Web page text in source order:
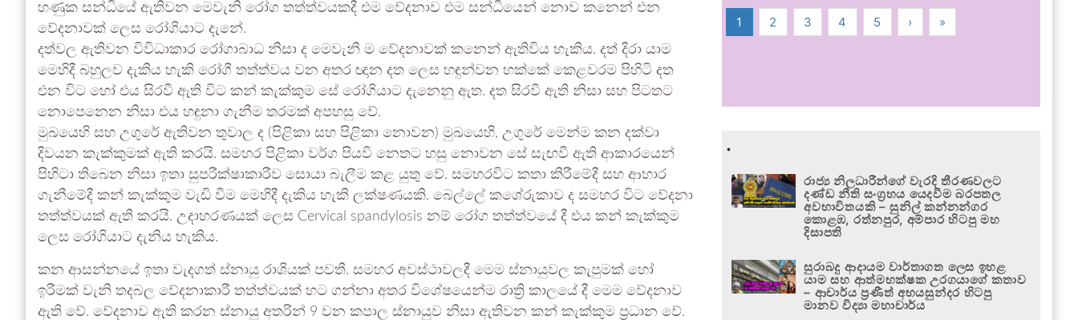
හණුක සන්ධියේ ඇතිවන මෙවැනි රෝග තත්ත්වයකදී එම වේදනාව එම සන්ධියෙන් නොව කනෙන් එන
වේදනාවක් ලෙස රෝගියාට දැනේ.
දත්වල ඇතිවන විවිධාකාර රෝගාබාධ නිසා ද මෙවැනි ම වේදනාවක් කනෙන් ඇතිවිය හැකිය. දත් දිරා යාම
මෙහිදී බහුලව දැකිය හැකි රෝගී තත්ත්වය වන අතර ඥාන දත ලෙස හඳුන්වන හක්කේ කෙළවරම පිහිටි දත
එන විට හෝ එය සිරවී ඇති විට කන් කැක්කුම සේ රෝගියාට දැනෙනු ඇත. දත සිරවී ඇති නිසා සහ පිටතට
නොපෙනෙන නිසා එය හඳුනා ගැනීම තරමක් අපහසු වේ.
මුඛයෙහි සහ උගුරේ ඇතිවන තුවාල ද (පිළිකා සහ පිළිකා නොවන) මුඛයෙහි, උගුරේ මෙන්ම කන දක්වා
දිවයන කැක්කුමක් ඇති කරයි. සමහර පිළිකා වර්ග පියවි නෙතට හසු නොවන සේ සැඟවී ඇති ආකාරයෙන්
පිහිටා තිබෙන නිසා ඉතා සුපරීක්ෂාකාරීව සොයා බැලීම කළ යුතු වේ. සමහරවිට කතා කිරීමේදී සහ ආහාර
ගැනීමේදී කන් කැක්කුම වැඩි වීම මෙහිදී දැකිය හැකි ලක්ෂණයකි. බෙල්ලේ කශේරුකාව ද සමහර විට වේදනා
තත්ත්වයක් ඇති කරයි. උදාහරණයක් ලෙස Cervical spandylosis නම් රෝග තත්ත්වයේ දී එය කන් කැක්කුම
ලෙස රෝගියාට දැනිය හැකිය.
කන ආසන්නයේ ඉතා වැදගත් ස්නායු රාශියක් පවතී. සමහර අවස්ථාවලදී මෙම ස්නායුවල කැපුමක් හෝ
ඉරීමක් වැනි තදබල වේදනාකාරී තත්ත්වයක් හට ගන්නා අතර විශේෂයෙන්ම රාත්‍රි කාලයේ දී මෙම වේදනාව
ඇති වේ. වේදනාව ඇති කරන ස්නායු අතරින් 9 වන කපාල ස්නායුව නිසා ඇතිවන කන් කැක්කුම ප්‍රධාන වේ.
1 2 3 4 5 › »
.
රාජ්‍ය නිලධාරීන්ගේ වැරදි තීරණවලට
දණ්ඩ නීති සංග්‍රහය යෙදවීම බරපතල
අවභාවිතයකි – සුනිල් කන්නන්ගර
කොළඹ, රත්නපුර, අම්පාර හිටපු මහ
දිසාපති
සුරාබදු ආදායම වාර්තාගත ලෙස ඉහළ
යාම සහ ආත්මභක්ෂක උරගයාගේ කතාව
– ආචාර්ය ප්‍රණීත් අභයසුන්දර හිටපු
මානව විද්‍යා මහාචාර්ය